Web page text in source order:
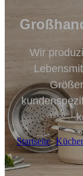
Wir
Startseite>